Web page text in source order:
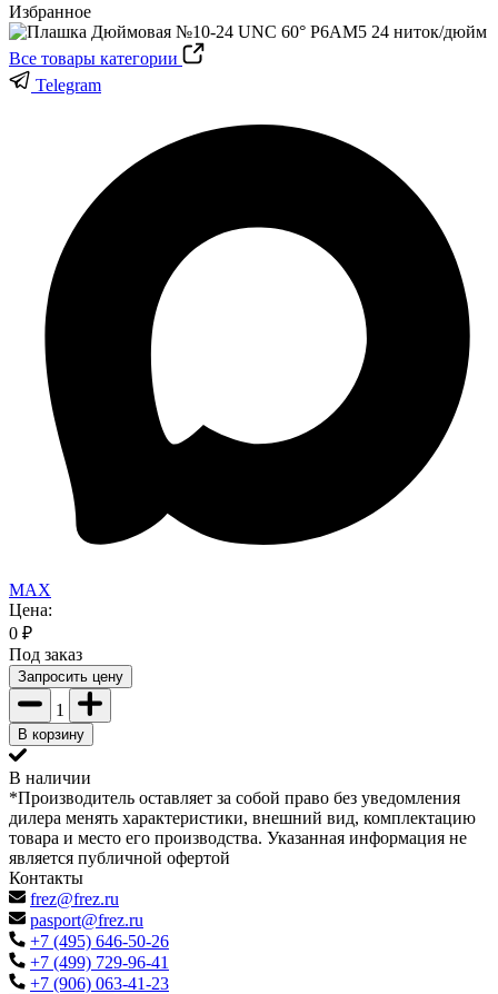
Избранное
Все товары категории
Telegram
MAX
Цена:
0 ₽
Под заказ
Запросить цену
1
В корзину
В наличии
*Производитель оставляет за собой право без уведомления
дилера менять характеристики, внешний вид, комплектацию
товара и место его производства. Указанная информация не
является публичной офертой
Контакты
frez@frez.ru
pasport@frez.ru
+7 (495) 646-50-26
+7 (499) 729-96-41
+7 (906) 063-41-23